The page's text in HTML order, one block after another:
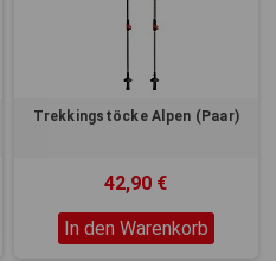
den vorgenannten Zwecken
„Einstellungen“ können Sie
treffen und erteilte
Nähere Informationen,
insbesondere zu
Einstellungs- und
Trekkingstöcke Alpen (Paar)
42,90 €
In den Warenkorb